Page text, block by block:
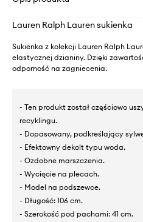
Lauren Ralph Lauren sukienka
Sukienka z kolekcji Lauren Ralph
elastycznej dzianiny. Dzięki
odporność na zagniecenia.
- Ten produkt został częściowo
recyklingu.
- Dopasowany, podkreślający
- Efektowny dekolt typu woda.
- Ozdobne marszczenia.
- Wycięcie na plecach.
- Model na podszewce.
- Długość: 106 cm.
- Szerokość pod pachami: 41 cm.